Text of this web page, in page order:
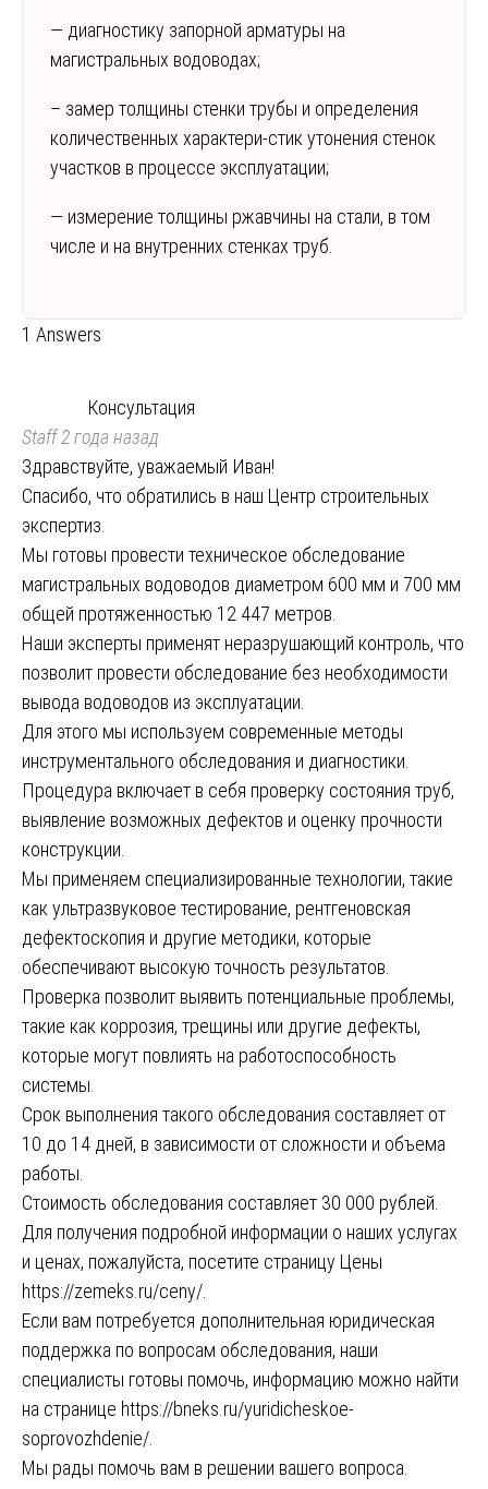
— диагностику запорной арматуры на
магистральных водоводах;
– замер толщины стенки трубы и определения
количественных характери-стик утонения стенок
участков в процессе эксплуатации;
— измерение толщины ржавчины на стали, в том
числе и на внутренних стенках труб.
1 Answers
Консультация
Staff2 года назад
Здравствуйте, уважаемый Иван!
Спасибо, что обратились в наш Центр строительных
экспертиз.
Мы готовы провести техническое обследование
магистральных водоводов диаметром 600 мм и 700 мм
общей протяженностью 12 447 метров.
Наши эксперты применят неразрушающий контроль, что
позволит провести обследование без необходимости
вывода водоводов из эксплуатации.
Для этого мы используем современные методы
инструментального обследования и диагностики.
Процедура включает в себя проверку состояния труб,
выявление возможных дефектов и оценку прочности
конструкции.
Мы применяем специализированные технологии, такие
как ультразвуковое тестирование, рентгеновская
дефектоскопия и другие методики, которые
обеспечивают высокую точность результатов.
Проверка позволит выявить потенциальные проблемы,
такие как коррозия, трещины или другие дефекты,
которые могут повлиять на работоспособность
системы.
Срок выполнения такого обследования составляет от
10 до 14 дней, в зависимости от сложности и объема
работы.
Стоимость обследования составляет 30 000 рублей.
Для получения подробной информации о наших услугах
и ценах, пожалуйста, посетите страницу Цены
https://zemeks.ru/ceny/
Если вам потребуется дополнительная юридическая
поддержка по вопросам обследования, наши
специалисты готовы помочь, информацию можно найти
на странице https://bneks.ru/yuridicheskoe-
soprovozhdenie/
Мы рады помочь вам в решении вашего вопроса.